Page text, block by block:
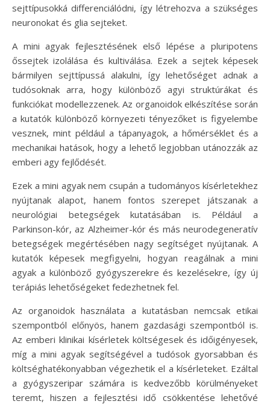
sejttípusokká differenciálódni, így létrehozva a szükséges
neuronokat és glia sejteket.
A mini agyak fejlesztésének első lépése a pluripotens
őssejtek izolálása és kultiválása. Ezek a sejtek képesek
bármilyen sejttípussá alakulni, így lehetőséget adnak a
tudósoknak arra, hogy különböző agyi struktúrákat és
funkciókat modellezzenek. Az organoidok elkészítése során
a kutatók különböző környezeti tényezőket is figyelembe
vesznek, mint például a tápanyagok, a hőmérséklet és a
mechanikai hatások, hogy a lehető legjobban utánozzák az
emberi agy fejlődését.
Ezek a mini agyak nem csupán a tudományos kísérletekhez
nyújtanak alapot, hanem fontos szerepet játszanak a
neurológiai betegségek kutatásában is. Például a
Parkinson-kór, az Alzheimer-kór és más neurodegeneratív
betegségek megértésében nagy segítséget nyújtanak. A
kutatók képesek megfigyelni, hogyan reagálnak a mini
agyak a különböző gyógyszerekre és kezelésekre, így új
terápiás lehetőségeket fedezhetnek fel.
Az organoidok használata a kutatásban nemcsak etikai
szempontból előnyös, hanem gazdasági szempontból is.
Az emberi klinikai kísérletek költségesek és időigényesek,
míg a mini agyak segítségével a tudósok gyorsabban és
költséghatékonyabban végezhetik el a kísérleteket. Ezáltal
a gyógyszeripar számára is kedvezőbb körülményeket
teremt, hiszen a fejlesztési idő csökkentése lehetővé